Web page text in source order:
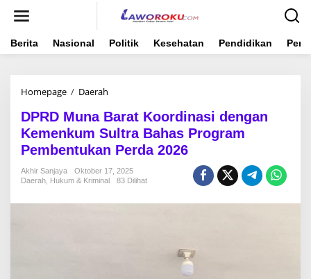
Berita Nasional Politik Kesehatan Pendidikan
Homepage / Daerah
Barat
Koordinasi
dengan
Kemenkum
Sultra
Bahas
Pembentukan
DPRD Muna Barat Koordinasi dengan
Kemenkum Sultra Bahas Program
Pembentukan Perda 2026
Akhir Sanjaya
Oktober 17, 2025
Daerah Hukum & Kriminal 83 Dilihat